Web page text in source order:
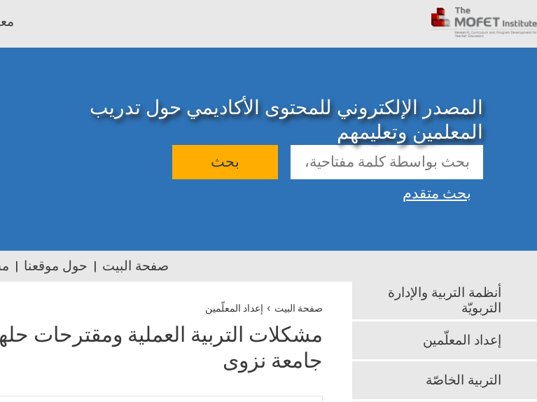
المصدر الإلكتروني للمحتوى الأكاديمي حول تدريب
المعلمين وتعليمهم
بحث
بحث متقدم
صفحة البيت حول موقعنا
صفحة البيت › إعداد المعلّمين
مشكلات التربية العملية ومقترحات
جامعة نزوى
أنظمة التربية والإدارة
التربويّة
إعداد المعلّمين
التربية الخاصّة